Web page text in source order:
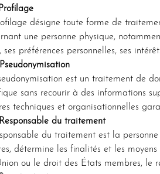
Profilage
désigne toute forme de
une personne physique,
ses préférences personnelles, ses
Pseudonymisation
est un traitement de
sans recourir à des informations
techniques et organisationnelles
Responsable du traitement
du traitement est la
détermine les finalités et les
ou le droit des États membres, le